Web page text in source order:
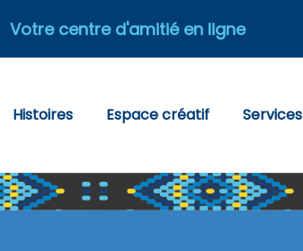
Votre centre d'amitié en ligne
Histoires Espace créatif Services